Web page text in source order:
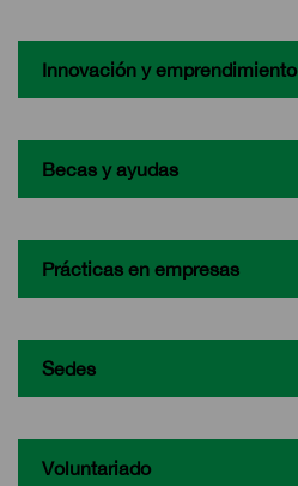
Innovación y emprendimiento
Becas y ayudas
Prácticas en empresas
Sedes
Voluntariado